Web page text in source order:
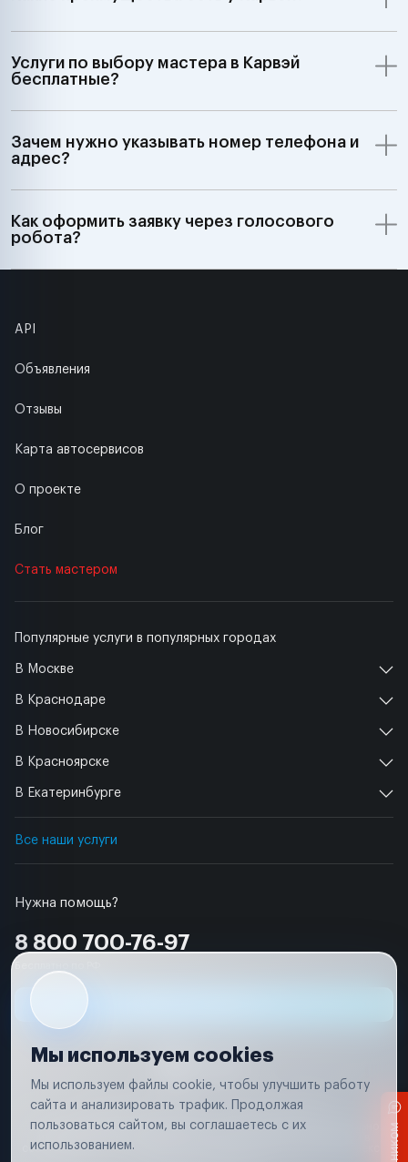
Услуги по выбору мастера в Карвэй
бесплатные?
Зачем нужно указывать номер телефона и
адрес?
Как оформить заявку через голосового
робота?
Нужна помощь?
8 800 700-76-97
Популярные услуги в популярных городах
В Москве
В Краснодаре
В Новосибирске
В Красноярске
В Екатеринбурге
Все наши услуги
API
Объявления
Отзывы
Карта автосервисов
О проекте
Блог
Стать мастером
Условия использования
Удаление аккаунта
Вся информация, представленная на сайте, носит исключительно
соответствии с положениями статьи 437 (п. 2) Гражданского кодекса
Мы используем cookies
Мы используем файлы cookie, чтобы улучшить работу
сайта и анализировать трафик. Продолжая
пользоваться сайтом, вы соглашаетесь с их
использованием.